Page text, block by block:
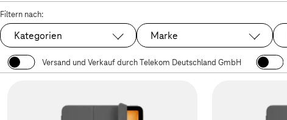
Filtern nach:
Kategorien Marke
Versand und Verkauf durch Telekom Deutschland GmbH